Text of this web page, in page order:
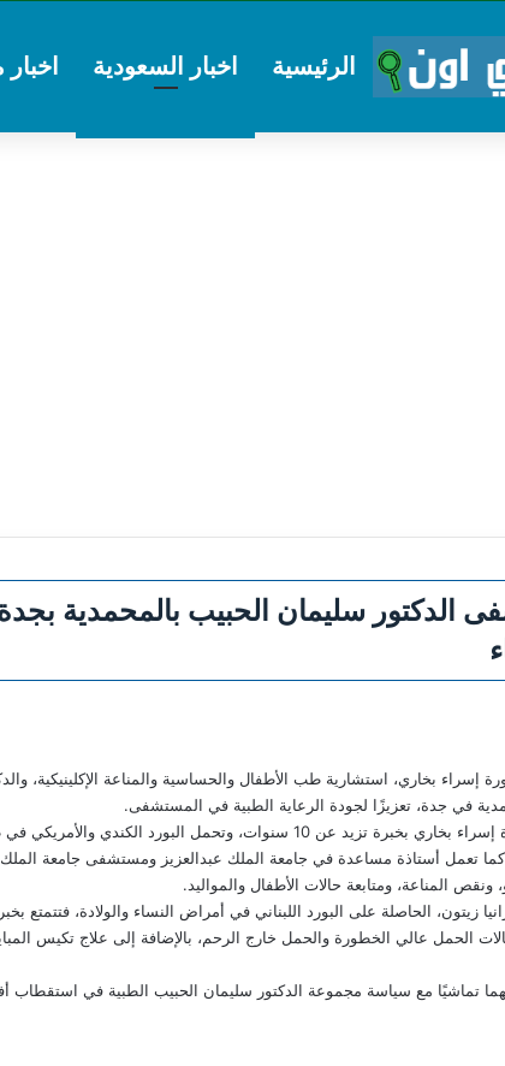
الرئيسية اخبار السعودية
الدكتور سليمان الحبيب بالمحمدية
إسراء بخاري، استشارية طب الأطفال والحساسية والمناعة الإكلينيكية،
في جدة، تعزيزًا لجودة الرعاية الطبية في المستشفى.
تتمتع الدكتورة إسراء بخاري بخبرة تزيد عن 10 سنوات،
كما تعمل أستاذة مساعدة في جامعة الملك عبدالعزيز ومستشفى جامعة
ونقص المناعة، ومتابعة حالات الأطفال والمواليد.
رانيا زيتون، الحاصلة على البورد اللبناني في أمراض النساء والولادة،
الحمل عالي الخطورة والحمل خارج الرحم، بالإضافة إلى علاج تكيس
تماشيًا مع سياسة مجموعة الدكتور سليمان الحبيب الطبية في استقطاب